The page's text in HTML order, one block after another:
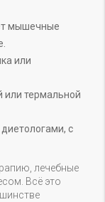
мышечные
или
термальной
с
лечебные
Всё это